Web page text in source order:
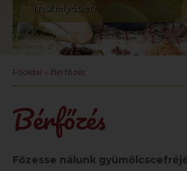
műhelyében
Főoldal » Bérfőzés
Bérfőzés
Főzesse nálunk